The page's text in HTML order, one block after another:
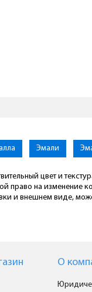
Эмали
цвет и
право на изменение
и внешнем виде,
О